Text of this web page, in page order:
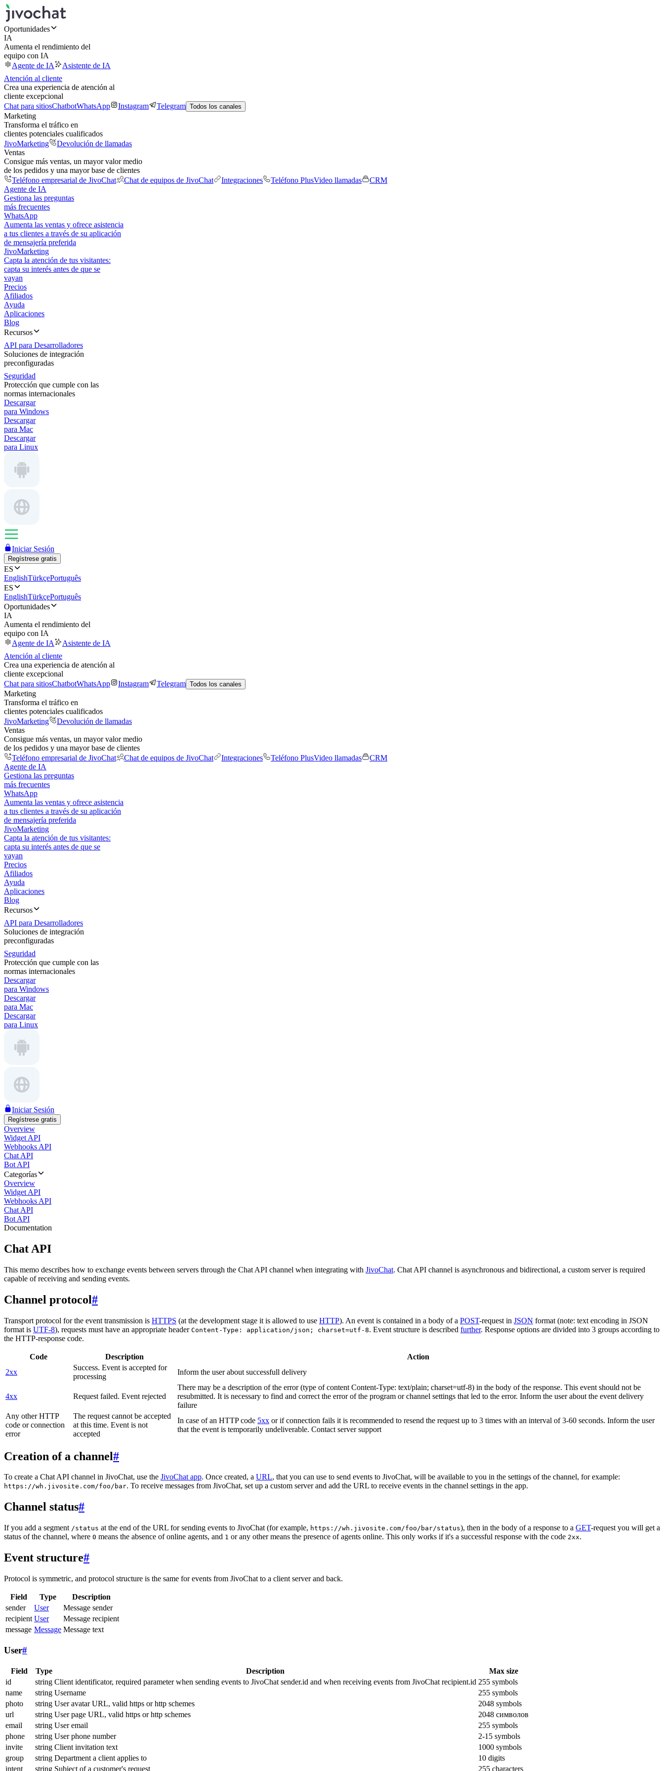
Oportunidades
IA
Aumenta el rendimiento del
equipo con IA
Agente de IA
Asistente de IA
Atención al cliente
Crea una experiencia de atención al
cliente excepcional
Chat para sitiosChatbotWhatsApp Instagram Telegram Todos los canales
Marketing
Transforma el tráfico en
clientes potenciales cualificados
JivoMarketing
Devolución de llamadas
Ventas
Consigue más ventas, un mayor valor medio
de los pedidos y una mayor base de clientes
Teléfono empresarial de JivoChat
Chat de equipos de JivoChat Integraciones Teléfono PlusVideo llamadas
CRM
Agente de IA
Gestiona las preguntas
más frecuentes
WhatsApp
Aumenta las ventas y ofrece asistencia
a tus clientes a través de su aplicación
de mensajería preferida
JivoMarketing
Capta la atención de tus visitantes:
capta su interés antes de que se
vayan
Precios
Afiliados
Ayuda
Aplicaciones
Blog
Recursos
API para Desarrolladores
Soluciones de integración
preconfiguradas
Seguridad
Protección que cumple con las
normas internacionales
Descargar
para Windows
Descargar
para Mac
Descargar
para Linux
Iniciar Sesión
Regístrese gratis
ES
EnglishTürkçePortuguês
ES
EnglishTürkçePortuguês
Oportunidades
IA
Aumenta el rendimiento del
equipo con IA
Agente de IA
Asistente de IA
Atención al cliente
Crea una experiencia de atención al
cliente excepcional
Chat para sitiosChatbotWhatsApp Instagram Telegram Todos los canales
Marketing
Transforma el tráfico en
clientes potenciales cualificados
JivoMarketing
Devolución de llamadas
Ventas
Consigue más ventas, un mayor valor medio
de los pedidos y una mayor base de clientes
Teléfono empresarial de JivoChat
Chat de equipos de JivoChat Integraciones Teléfono PlusVideo llamadas
CRM
Agente de IA
Gestiona las preguntas
más frecuentes
WhatsApp
Aumenta las ventas y ofrece asistencia
a tus clientes a través de su aplicación
de mensajería preferida
JivoMarketing
Capta la atención de tus visitantes:
capta su interés antes de que se
vayan
Precios
Afiliados
Ayuda
Aplicaciones
Blog
Recursos
API para Desarrolladores
Soluciones de integración
preconfiguradas
Seguridad
Protección que cumple con las
normas internacionales
Descargar
para Windows
Descargar
para Mac
Descargar
para Linux
Iniciar Sesión
Regístrese gratis
Overview
Widget API
Webhooks API
Chat API
Bot API
Categorías
Overview
Widget API
Webhooks API
Chat API
Bot API
Documentation
Chat API
This memo describes how to exchange events between servers through the Chat API channel when integrating with JivoChat. Chat API channel is asynchronous and bidirectional, a custom server is required
capable of receiving and sending events.
Channel protocol#
Transport protocol for the event transmission is HTTPS (at the development stage it is allowed to use HTTP). An event is contained in a body of a POST-request in JSON format (note: text encoding in JSON
format is UTF-8), requests must have an appropriate header Content-Type: application/json; charset=utf-8. Event structure is described further. Response options are divided into 3 groups according to
the HTTP-response code.
Code Description
Action
2xx
Success. Event is accepted for
processing
Inform the user about successfull delivery
4xx Request failed. Event rejected
There may be a description of the error (type of content Content-Type: text/plain; charset=utf-8) in the body of the response. This event should not be
resubmitted. It is necessary to find and correct the error of the program or channel settings that led to the error. Inform the user about the event delivery
failure
Any other HTTP
code or connection
error
The request cannot be accepted
at this time. Event is not
accepted
In case of an HTTP code 5xx or if connection fails it is recommended to resend the request up to 3 times with an interval of 3-60 seconds. Inform the user
that the event is temporarily undeliverable. Contact server support
Creation of a channel#
To create a Chat API channel in JivoChat, use the JivoChat app. Once created, a URL, that you can use to send events to JivoChat, will be available to you in the settings of the channel, for example:
https://wh.jivosite.com/foo/bar. To receive messages from JivoChat, set up a custom server and add the URL to receive events in the channel settings in the app.
Channel status#
If you add a segment /status at the end of the URL for sending events to JivoChat (for example, https://wh.jivosite.com/foo/bar/status), then in the body of a response to a GET-request you will get a
status of the channel, where 0 means the absence of online agents, and 1 or any other means the presence of agents online. This only works if it's a successful response with the code 2xx.
Event structure#
Protocol is symmetric, and protocol structure is the same for events from JivoChat to a client server and back.
Field Type
Description
sender
User
Message sender
recipient User
Message recipient
message Message Message text
User#
Field Type Description
Max size
id
string Client identificator, required parameter when sending events to JivoChat sender.id and when receiving events from JivoChat recipient.id 255 symbols
name
string Username
255 symbols
photo
string User avatar URL, valid https or http schemes
2048 symbols
url
string User page URL, valid https or http schemes
2048 символов
email
string User email
255 symbols
phone
string User phone number
2-15 symbols
invite
string Client invitation text
1000 symbols
group
string Department a client applies to
10 digits
intent
string Subject of a customer's request 255 characters